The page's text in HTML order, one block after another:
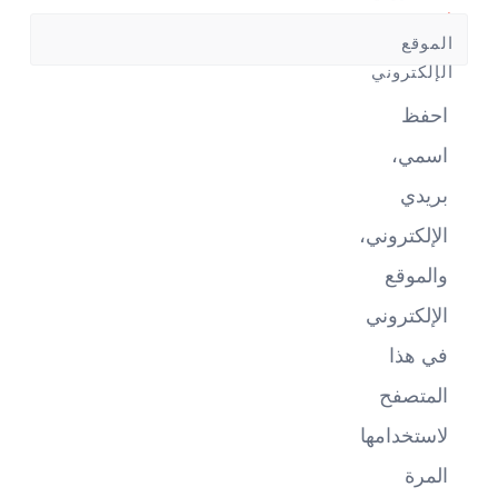
*
الموقع
الإلكتروني
احفظ
اسمي،
بريدي
الإلكتروني،
والموقع
الإلكتروني
في هذا
المتصفح
لاستخدامها
المرة